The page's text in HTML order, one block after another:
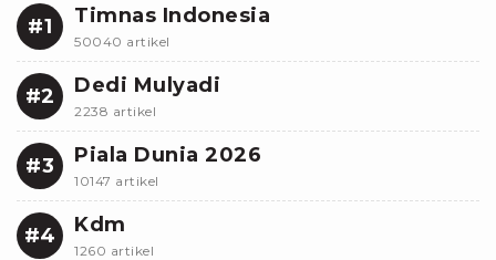
#1 Timnas Indonesia
50040 artikel
#2 Dedi Mulyadi
2238 artikel
#3 Piala Dunia 2026
10147 artikel
#4 Kdm
1260 artikel